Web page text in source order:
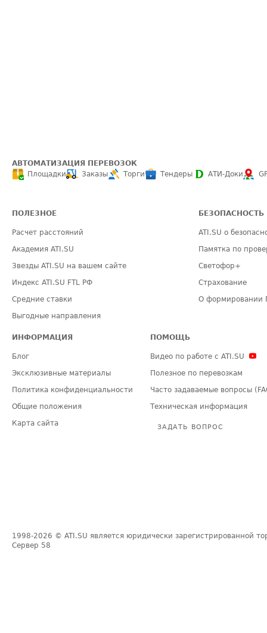
АВТОМАТИЗАЦИЯ ПЕРЕВОЗОК
Площадки
Заказы Торги Тендеры АТИ-Доки
ПОЛЕЗНОЕ
Расчет расстояний
Академия ATI.SU
Звезды ATI.SU на вашем сайте
Индекс ATI.SU FTL РФ
Средние ставки
Выгодные направления
БЕЗОПАСНОСТЬ
ATI.SU о
Памятка по
Светофор+
Страхование
О формировании
ИНФОРМАЦИЯ
Блог
Эксклюзивные материалы
Политика конфиденциальности
Общие положения
Карта сайта
ПОМОЩЬ
Видео по работе с ATI.SU
Полезное по перевозкам
Часто задаваемые вопросы
Техническая информация
ЗАДАТЬ ВОПРОС
1998-2026 © ATI.SU является юридически зарегистрированной
Сервер 58